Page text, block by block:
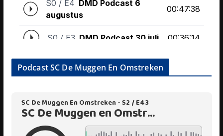
Podcast SC De Muggen En Omstreken